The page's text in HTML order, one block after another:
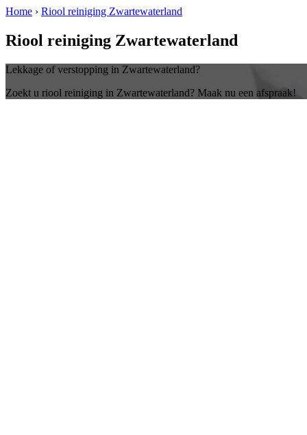
Home › Riool reiniging Zwartewaterland
Riool reiniging Zwartewaterland
Lekkage of verstopping in Zwartewaterland?
Zoekt u riool reiniging in Zwartewaterland? Maak nu een afspraak!